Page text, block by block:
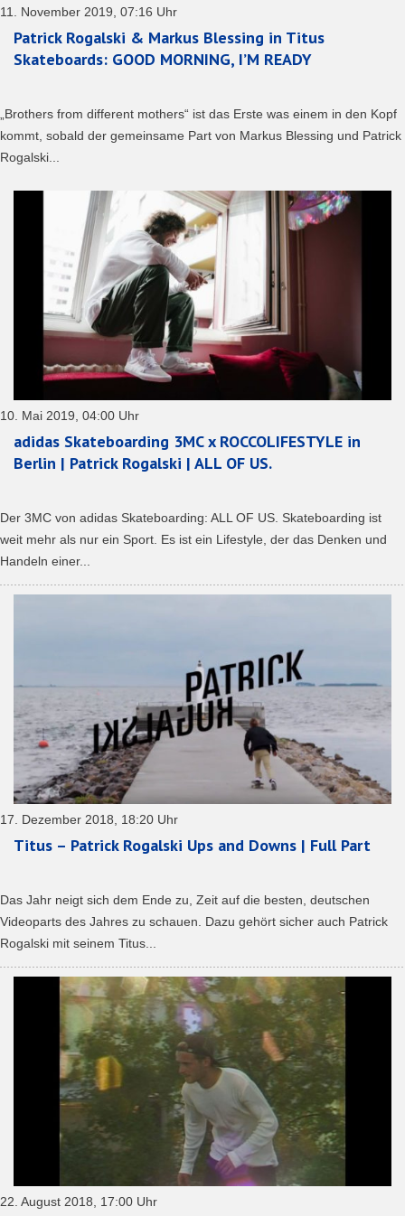
11. November 2019, 07:16 Uhr
Patrick Rogalski & Markus Blessing in Titus
Skateboards: GOOD MORNING, I’M READY
„Brothers from different mothers“ ist das Erste was einem in den Kopf
kommt, sobald der gemeinsame Part von Markus Blessing und Patrick
Rogalski...
10. Mai 2019, 04:00 Uhr
adidas Skateboarding 3MC x ROCCOLIFESTYLE in
Berlin | Patrick Rogalski | ALL OF US.
Der 3MC von adidas Skateboarding: ALL OF US. Skateboarding ist
weit mehr als nur ein Sport. Es ist ein Lifestyle, der das Denken und
Handeln einer...
17. Dezember 2018, 18:20 Uhr
Titus – Patrick Rogalski Ups and Downs | Full Part
Das Jahr neigt sich dem Ende zu, Zeit auf die besten, deutschen
Videoparts des Jahres zu schauen. Dazu gehört sicher auch Patrick
Rogalski mit seinem Titus...
22. August 2018, 17:00 Uhr